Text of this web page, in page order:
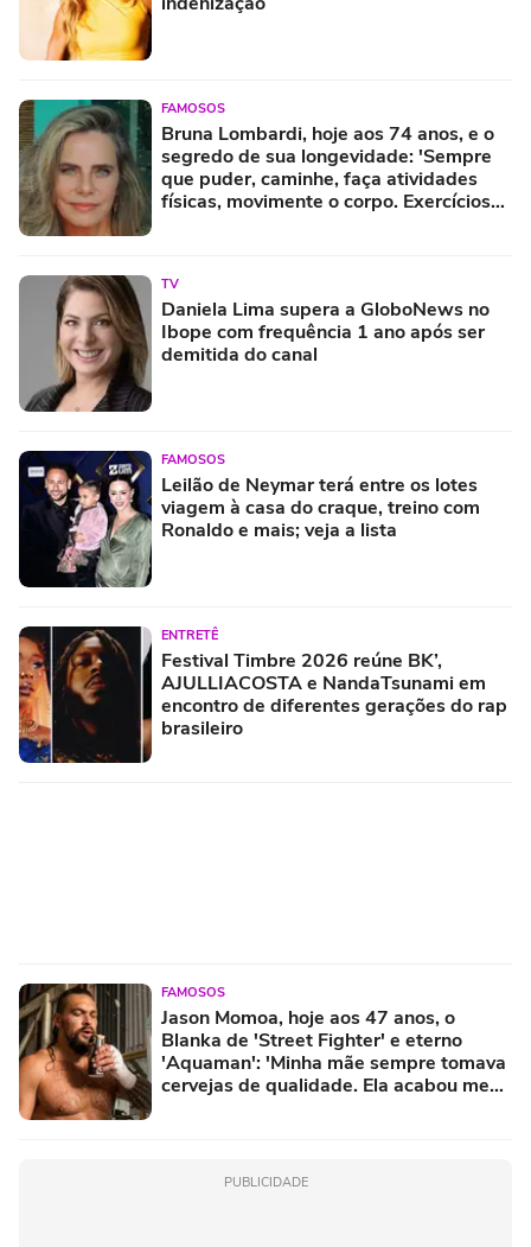
FAMOSOS
Bruna Lombardi, hoje aos 74 anos, e o
segredo de sua longevidade: 'Sempre
que puder, caminhe, faça atividades
físicas, movimente o corpo. Exercícios
TV
Daniela Lima supera a GloboNews no
Ibope com frequência 1 ano após ser
demitida do canal
FAMOSOS
Leilão de Neymar terá entre os lotes
viagem à casa do craque, treino com
Ronaldo e mais; veja a lista
ENTRETÊ
Festival Timbre 2026 reúne BK’,
AJULLIACOSTA e NandaTsunami em
encontro de diferentes gerações do rap
brasileiro
FAMOSOS
Jason Momoa, hoje aos 47 anos, o
Blanka de 'Street Fighter' e eterno
'Aquaman': 'Minha mãe sempre tomava
cervejas de qualidade. Ela acabou me
PUBLICIDADE